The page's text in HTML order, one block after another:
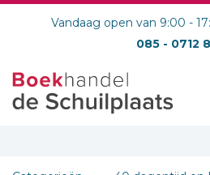
Vandaag open van 9:00 -
085 - 0712